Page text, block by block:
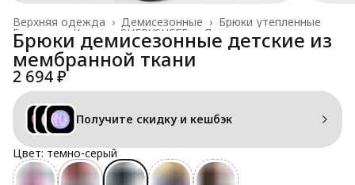
Брюки утепленные
Демисезонные ›
Верхняя одежда ›
Дети
Каталог SHERYSHEFF
Главная
Брюки демисезонные детские из
мембранной ткани
2 694 ₽
Получите скидку и кешбэк
Цвет: темно-серый